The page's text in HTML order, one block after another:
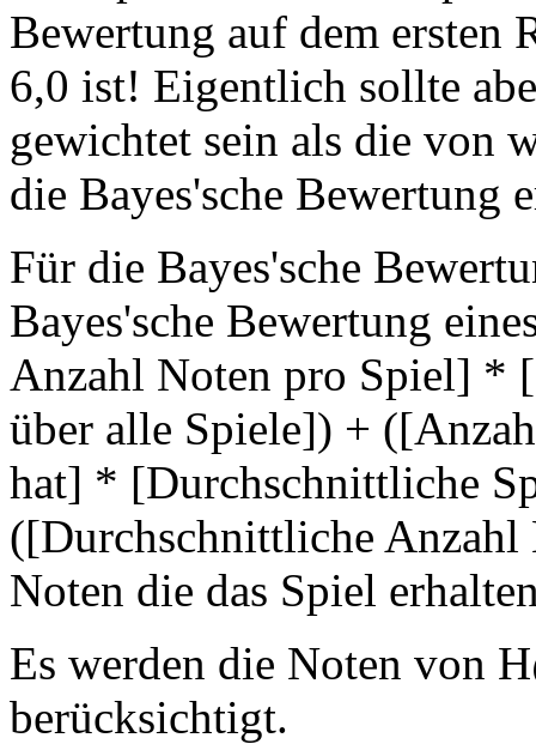
Bewertung auf dem ersten
6,0 ist! Eigentlich sollte
gewichtet sein als die von
die Bayes'sche Bewertung
Für die Bayes'sche
Bayes'sche Bewertung
Anzahl Noten pro Spiel] *
über alle Spiele]) +
hat] * [Durchschnittliche
([Durchschnittliche
Noten die das Spiel
Es werden die Noten von
berücksichtigt.